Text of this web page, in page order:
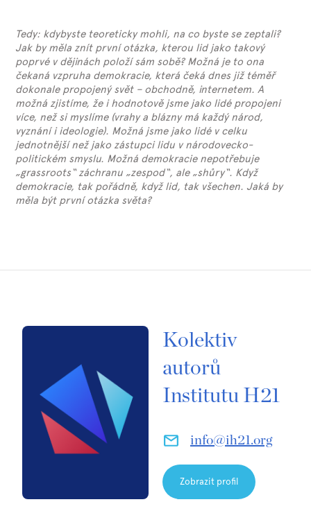
Tedy: kdybyste teoreticky mohli, na co byste se zeptali?
Jak by měla znít první otázka, kterou lid jako takový
poprvé v dějinách položí sám sobě? Možná je to ona
čekaná vzpruha demokracie, která čeká dnes již téměř
dokonale propojený svět – obchodně, internetem. A
možná zjistíme, že i hodnotově jsme jako lidé propojeni
více, než si myslíme (vrahy a blázny má každý národ,
vyznání i ideologie). Možná jsme jako lidé v celku
jednotnější než jako zástupci lidu v národovecko-
politickém smyslu. Možná demokracie nepotřebuje
„grassroots“ záchranu „zespod“, ale „shůry“. Když
demokracie, tak pořádně, když lid, tak všechen. Jaká by
měla být první otázka světa?
Kolektiv
autorů
Institutu H21
info@ih21.org
Zobrazit profil